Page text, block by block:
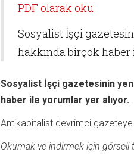
PDF olarak oku
Sosyalist İşçi
hakkında birçok
Sosyalist İşçi gazetesinin
haber ile yorumlar yer alıyor.
Antikapitalist devrimci
Okumak ve indirmek için görseli